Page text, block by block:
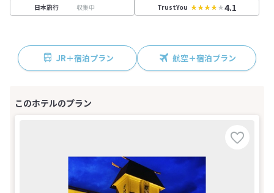
日本旅行 収集中 TrustYou 4.1
JR＋宿泊プラン 航空＋宿泊プラン